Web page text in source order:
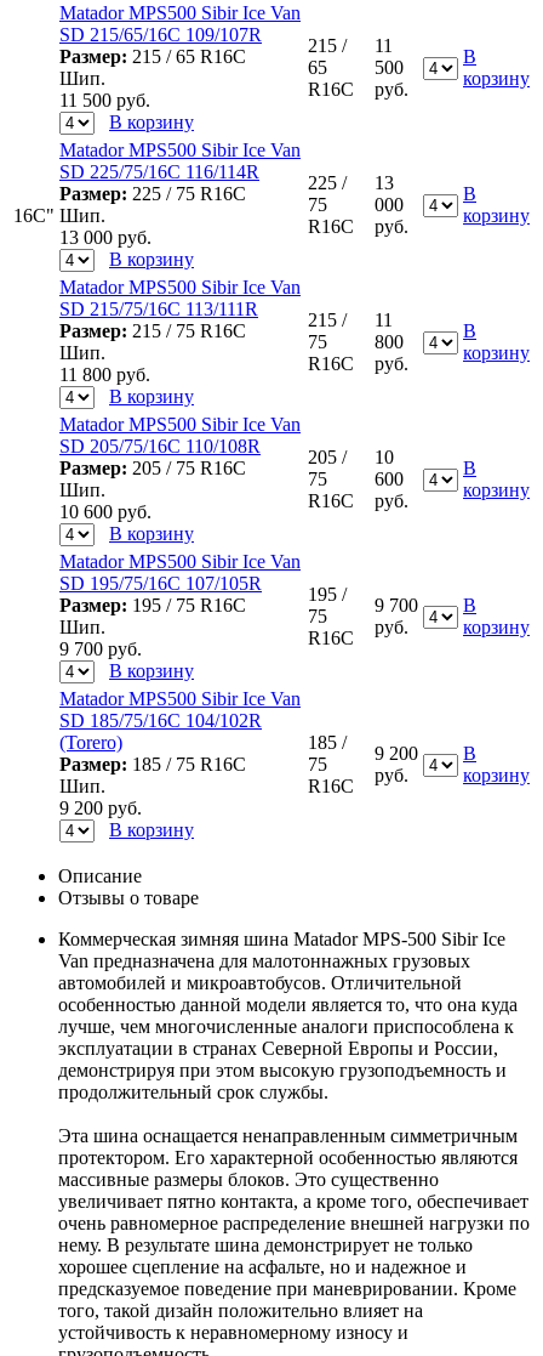
16C"
Matador MPS500 Sibir Ice Van
SD 215/65/16С 109/107R
Размер: 215 / 65 R16C
Шип.
11 500 руб.
В корзину
215 /
65
R16C
11
500
руб.
В
корзину
Matador MPS500 Sibir Ice Van
SD 225/75/16С 116/114R
Размер: 225 / 75 R16C
Шип.
13 000 руб.
В корзину
225 /
75
R16C
13
000
руб.
В
корзину
Matador MPS500 Sibir Ice Van
SD 215/75/16С 113/111R
Размер: 215 / 75 R16C
Шип.
11 800 руб.
В корзину
215 /
75
R16C
11
800
руб.
В
корзину
Matador MPS500 Sibir Ice Van
SD 205/75/16С 110/108R
Размер: 205 / 75 R16C
Шип.
10 600 руб.
В корзину
205 /
75
R16C
10
600
руб.
В
корзину
Matador MPS500 Sibir Ice Van
SD 195/75/16С 107/105R
Размер: 195 / 75 R16C
Шип.
9 700 руб.
В корзину
195 /
75
R16C
9 700
руб.
В
корзину
Matador MPS500 Sibir Ice Van
SD 185/75/16С 104/102R
(Torero)
Размер: 185 / 75 R16C
Шип.
9 200 руб.
В корзину
185 /
75
R16C
9 200
руб.
В
корзину
Описание
Отзывы о товаре
Коммерческая зимняя шина Matador MPS-500 Sibir Ice
Van предназначена для малотоннажных грузовых
автомобилей и микроавтобусов. Отличительной
особенностью данной модели является то, что она куда
лучше, чем многочисленные аналоги приспособлена к
эксплуатации в странах Северной Европы и России,
демонстрируя при этом высокую грузоподъемность и
продолжительный срок службы.
Эта шина оснащается ненаправленным симметричным
протектором. Его характерной особенностью являются
массивные размеры блоков. Это существенно
увеличивает пятно контакта, а кроме того, обеспечивает
очень равномерное распределение внешней нагрузки по
нему. В результате шина демонстрирует не только
хорошее сцепление на асфальте, но и надежное и
предсказуемое поведение при маневрировании. Кроме
того, такой дизайн положительно влияет на
устойчивость к неравномерному износу и